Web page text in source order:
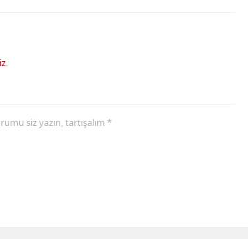
.
siz yazın, tartışalım *